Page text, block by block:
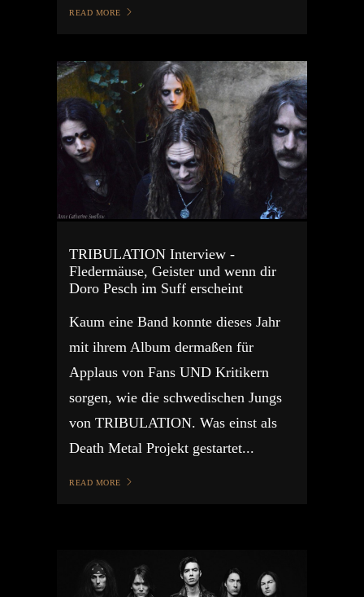
READ MORE
TRIBULATION Interview -
Fledermäuse, Geister und wenn dir
Doro Pesch im Suff erscheint
Kaum eine Band konnte dieses Jahr
mit ihrem Album dermaßen für
Applaus von Fans UND Kritikern
sorgen, wie die schwedischen Jungs
von TRIBULATION. Was einst als
Death Metal Projekt gestartet...
READ MORE